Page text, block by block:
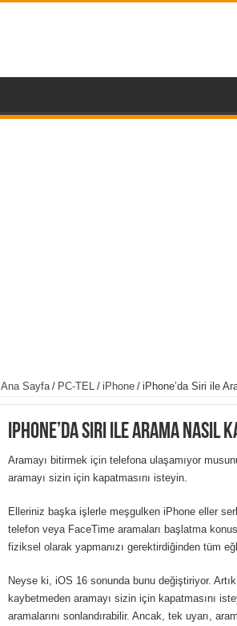
Ana Sayfa / PC-TEL / iPhone / iPhone’da Siri ile
iPhone’da Siri ile Arama Nasıl
Aramayı bitirmek için telefona ulaşamıyor
aramayı sizin için kapatmasını isteyin.
Elleriniz başka işlerle meşgulken iPhone eller
telefon veya FaceTime aramaları başlatma
fiziksel olarak yapmanızı gerektirdiğinden tüm
Neyse ki, iOS 16 sonunda bunu değiştiriyor.
kaybetmeden aramayı sizin için kapatmasını
aramalarını sonlandırabilir. Ancak, tek uyarı,